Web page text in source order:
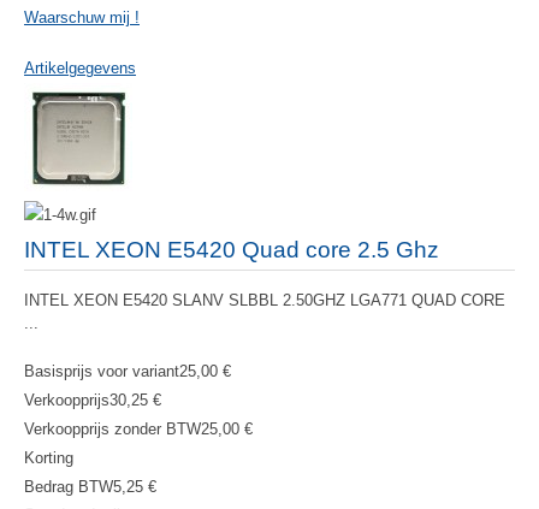
Waarschuw mij !
Artikelgegevens
INTEL XEON E5420 Quad core 2.5 Ghz
INTEL XEON E5420 SLANV SLBBL 2.50GHZ LGA771 QUAD CORE
Basisprijs voor variant25,00 €
Verkoopprijs30,25 €
Verkoopprijs zonder BTW25,00 €
Korting
Bedrag BTW5,25 €